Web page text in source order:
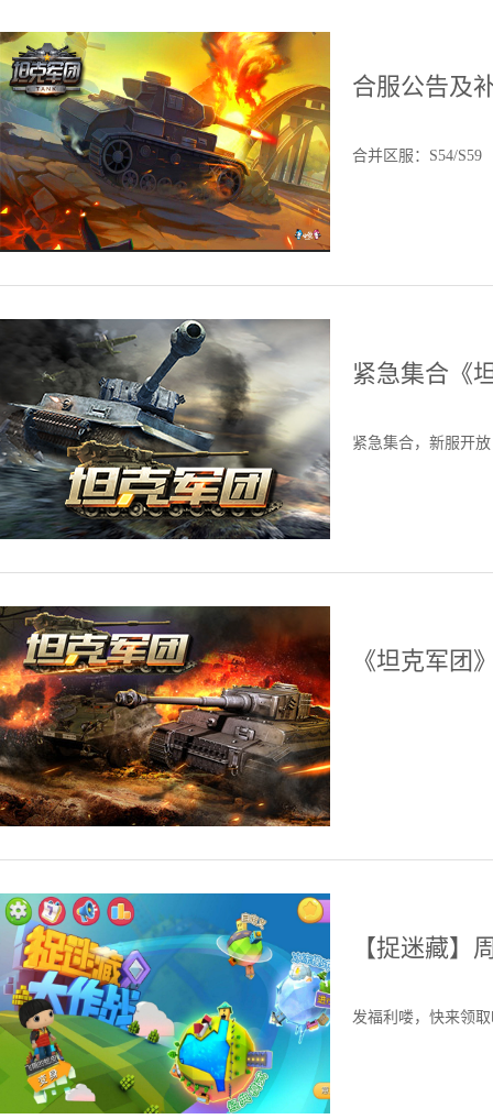
合服公告及
合并区服：S54/S59
紧急集合《
紧急集合，新服开放
《坦克军团
【捉迷藏】
发福利喽，快来领